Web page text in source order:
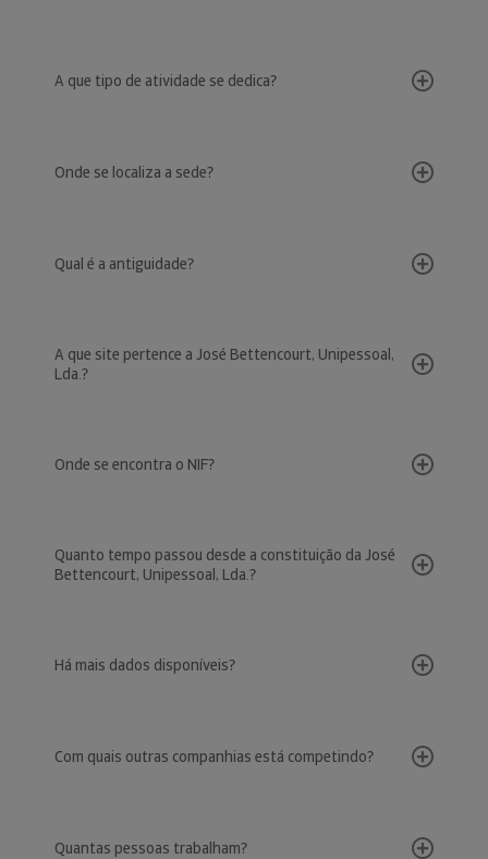
A que tipo de atividade se dedica?
Onde se localiza a sede?
Qual é a antiguidade?
A que site pertence a José Bettencourt, Unipessoal,
Lda.?
Onde se encontra o NIF?
Quanto tempo passou desde a constituição da José
Bettencourt, Unipessoal, Lda.?
Há mais dados disponíveis?
Com quais outras companhias está competindo?
Quantas pessoas trabalham?